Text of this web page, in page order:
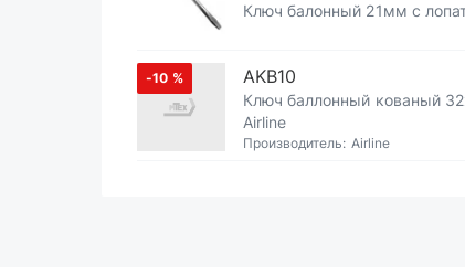
Ключ балонный 21мм с
-10 % AKB10
Ключ баллонный кованый
Airline
Производитель: Airline